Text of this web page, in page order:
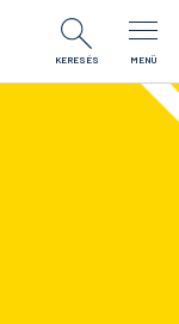
KERESÉS MENÜ